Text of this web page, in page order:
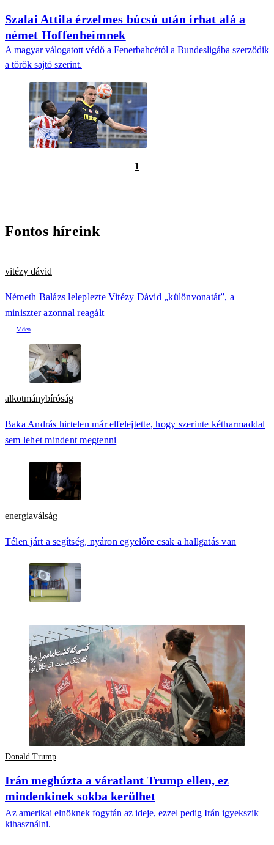
Szalai Attila érzelmes búcsú után írhat alá a
német Hoffenheimnek
A magyar válogatott védő a Fenerbahcétól a Bundesligába szerződik
a török sajtó szerint.
1
Fontos híreink
vitézy dávid
Németh Balázs leleplezte Vitézy Dávid „különvonatát”, a
miniszter azonnal reagált
alkotmánybíróság
Baka András hirtelen már elfelejtette, hogy szerinte kétharmaddal
sem lehet mindent megtenni
energiaválság
Télen járt a segítség, nyáron egyelőre csak a hallgatás van
Donald Trump
Irán meghúzta a váratlant Trump ellen, ez
mindenkinek sokba kerülhet
Az amerikai elnöknek fogytán az ideje, ezzel pedig Irán igyekszik
kihasználni.